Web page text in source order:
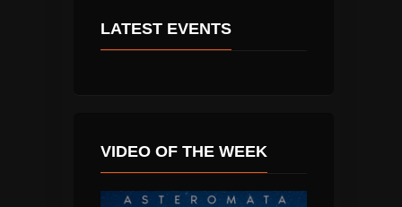
LATEST EVENTS
VIDEO OF THE WEEK